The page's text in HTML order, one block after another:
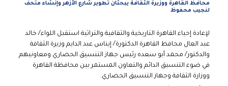
محافظ القاهرة ووزيرة الثقافة يبحثان تطوير شارع الأزهر وإنشاء متحف
لنجيب محفوظ
لإعادة إحياء القاهرة التاريخية والثقافية والتراثية استقبل اللواء/ خالد
عبد العال محافظ القاهرة الدكتورة/ إيناس عبد الدايم وزيرة الثقافة
والدكتور/ محمد أبو سعده رئيس جهاز التنسيق الحضاري ومعاونيهم
في ضوء التنسيق الدائم والتعاون المستمر بين محافظة القاهرة
ووزارة الثقافة وجهاز التنسيق الحضاري.